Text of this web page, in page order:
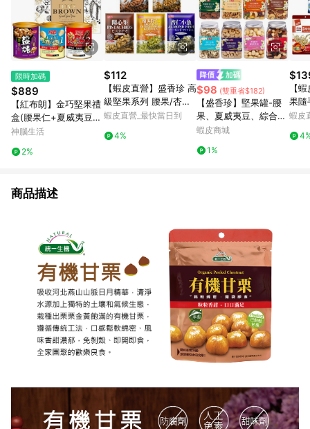
限時加碼
$889
【紅布朗】金巧堅果禮
盒(腰果仁+夏威夷豆
+雙桃果仁)送禮推薦/
新春
神腦生活
2%
$112
【蝦皮直營】盛香珍 高
級堅果系列 腰果/杏仁
果/杏仁小魚/南瓜籽仁/
裝) 調味堅果
蝦皮直營_最快當日到
4%
$98 (雙重省$182)
【盛香珍】堅果罐-腰
果、夏威夷豆、綜合堅
果、杏仁果、核桃、無
莓｜官方旗艦店 活動賣
蝦皮商城
1%
【
果隨
燒辣
味小
蝦皮
商品描述